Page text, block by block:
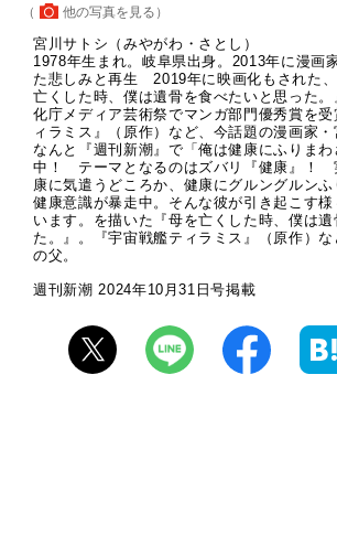
（ 他の写真を見る ）
宮川サトシ（みやがわ・さとし）
1978年生まれ。岐阜県出身。2013年に漫画
た悲しみと再生 2019年に映画化もされた
亡くした時、僕は遺骨を食べたいと思った
化庁メディア芸術祭でマンガ部門優秀賞を
ィラミス』（原作）など、今話題の漫画家・
なんと『週刊新潮』で「俺は健康にふりま
中！ テーマとなるのはズバリ『健康』！
康に気遣うどころか、健康にグルングルンふ
健康意識が暴走中。そんな彼が引き起こす
います。を描いた『母を亡くした時、僕は
た。』。『宇宙戦艦ティラミス』（原作）
の父。
週刊新潮 2024年10月31日号掲載